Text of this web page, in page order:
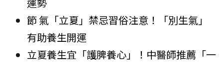
運勢
節 氣「立夏」禁忌習俗注意！「別生氣」
有助養生開運
立夏養生宜「護脾養心」！中醫師推薦「一